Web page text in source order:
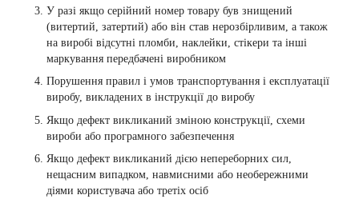
У разі якщо серійний номер товару був знищений
(витертий, затертий) або він став нерозбірливим, а також
на виробі відсутні пломби, наклейки, стікери та інші
маркування передбачені виробником
Порушення правил і умов транспортування і експлуатації
виробу, викладених в інструкції до виробу
Якщо дефект викликаний зміною конструкції, схеми
вироби або програмного забезпечення
Якщо дефект викликаний дією непереборних сил,
нещасним випадком, навмисними або необережними
діями користувача або третіх осіб